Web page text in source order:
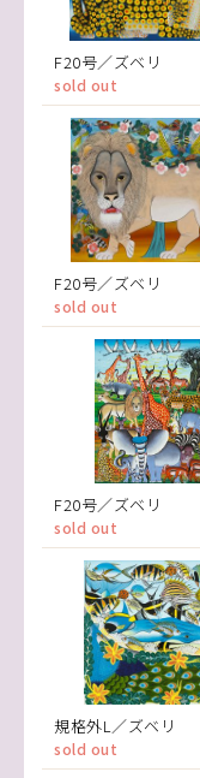
F20号／ズベリ
sold out
F20号／ズベリ
sold out
F20号／ズベリ
sold out
規格外L／ズベリ
sold out